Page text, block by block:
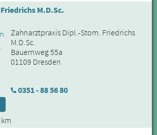
M.D.Sc.
Zahnarztpraxis Dipl.-Stom. Friedrichs
M.D.Sc.
Bauernweg 55a
01109 Dresden
0351 - 88 56 80